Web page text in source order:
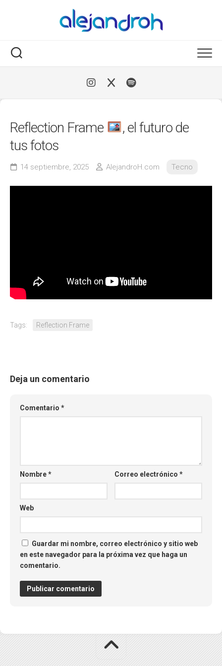
Reflection Frame
, el futuro de
tus fotos
14 septiembre, 2025 AlejandroH.com Tecno
Tags: Reflection Frame
Deja un comentario
Comentario *
Nombre* Correo electrónico*
Web
Guardar mi nombre, correo electrónico y sitio web
en este navegador para la próxima vez que haga un
comentario.